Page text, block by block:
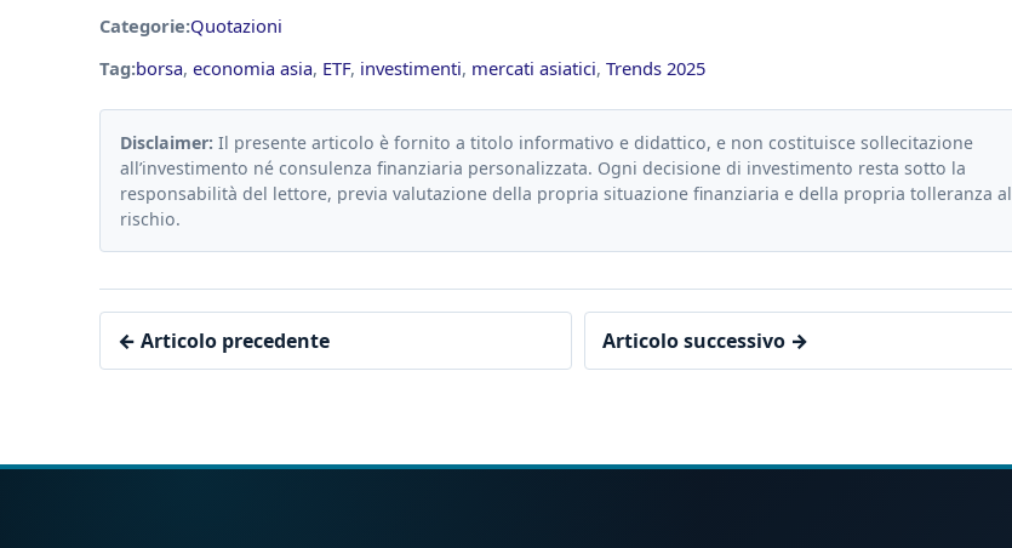
Categorie:Quotazioni
Tag:borsa, economia asia, ETF, investimenti, mercati asiatici, Trends 2025
Disclaimer: Il presente articolo è fornito a titolo informativo e didattico, e non costituisce sollecitazione
all’investimento né consulenza finanziaria personalizzata. Ogni decisione di investimento resta sotto la
responsabilità del lettore, previa valutazione della propria situazione finanziaria e della propria tolleranza al
rischio.
← Articolo precedente Articolo successivo →